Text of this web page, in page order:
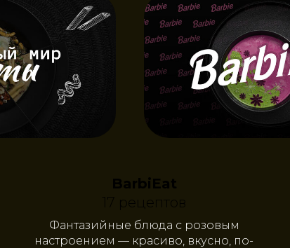
BarbiEat
17 рецептов
Фантазийные блюда с розовым
настроением — красиво, вкусно, по-